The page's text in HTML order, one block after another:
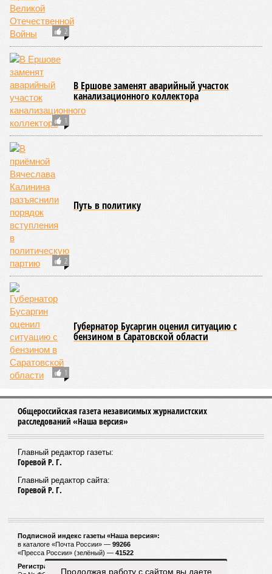
2
1
В Ершове заменят аварийный участок
канализационного коллектора
2
Путь в политику
1
Губернатор Бусаргин оценил ситуацию с
бензином в Саратовской области
Общероссийская газета независимых журналистских
расследований «Наша версия»
Главный редактор газеты:
Горевой Р. Г.
Главный редактор сайта:
Горевой Р. Г.
Подписной индекс газеты «Наша версия»:
в каталоге «Почта России» — 99266
«Пресса России» (зелёный) — 41522
Регистрационный номер Роскомнадзора
Продолжая работу с сайтом вы даете